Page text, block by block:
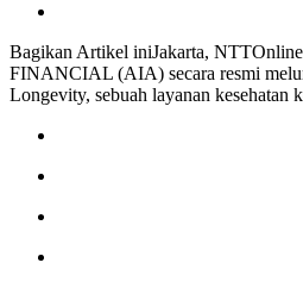
Bagikan Artikel iniJakarta,
FINANCIAL (AIA) secara resmi
Longevity, sebuah layanan kesehatan